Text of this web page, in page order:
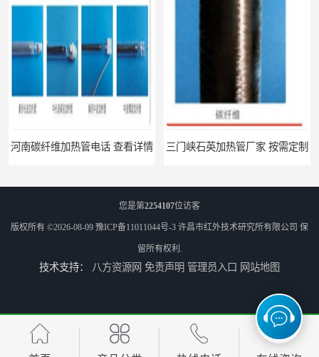
河南碳纤维加热管电话 查看详情 三门峡石英加热管厂家 按需定制
南阳定制 红外辐射烘箱电话 安装便捷
您是第2254107位访客
版权所有 ©2026-08-09 豫ICP备11011044号-3 许昌市红外技术研究所有限公司 保
留所有权利.
技术支持： 八方资源网 免责声明 管理员入口 网站地图